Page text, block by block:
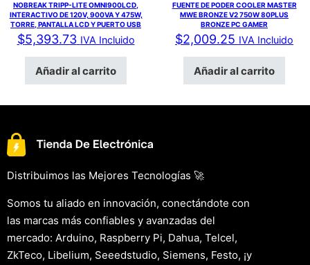
NOBREAK TRIPP-LITE OMNI900LCD,
INTERACTIVO DE 120V, 900VA Y 475W,
TORRE, PANTALLA LCD Y PUERTO USB
$5,393.73 IVA Incluido
Añadir al carrito
FUENTE DE PODER COOLER MASTER
MWE BRONZE V2 750W 80PLUS
BRONZE PC GAMER
$2,009.25 IVA Incluido
Añadir al carrito
Distribuimos las Mejores Tecnologías 🚀
Somos tu aliado en innovación, conectándote con
las marcas más confiables y avanzadas del
mercado: Arduino, Raspberry Pi, Dahua, Telcel,
ZkTeco, Libelium, Seeedstudio, Siemens, Festo, ¡y